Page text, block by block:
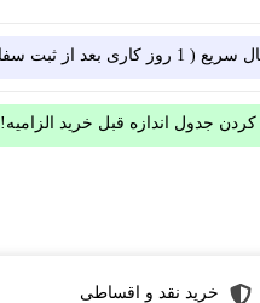
( 1 روز کاری بعد از ثبت سفارش)
جدول اندازه قبل خرید الزامیه!
خرید نقد و اقساطی